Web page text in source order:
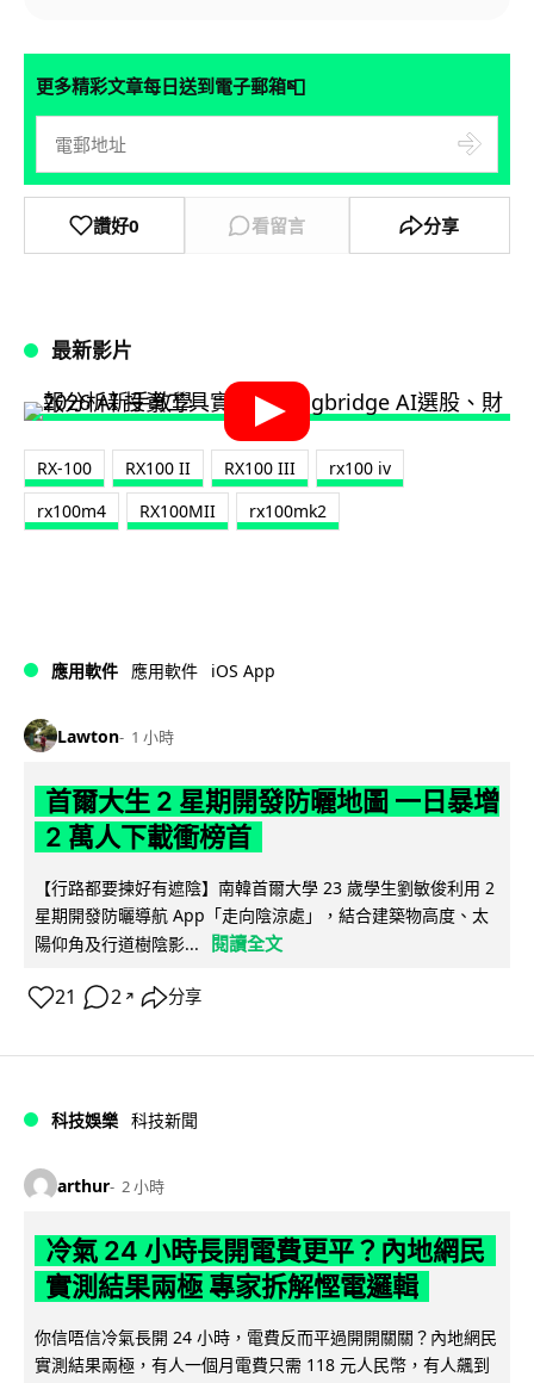
更多精彩文章每日送到電子郵箱📮
讚好0 看留言 分享
最新影片
RX-100 RX100 II RX100 III
rx100 iv
rx100m4
RX100MII rx100mk2
應用軟件 應用軟件 iOS App
Lawton 1 小時
首爾大生 2 星期開發防曬地圖 一日暴增
2 萬人下載衝榜首
【行路都要揀好有遮陰】南韓首爾大學 23 歲學生劉敏俊利用 2
星期開發防曬導航 App「走向陰涼處」，結合建築物高度、太
陽仰角及行道樹陰影...
閱讀全文
21 2 ↗ 分享
科技娛樂 科技新聞
arthur 2 小時
冷氣 24 小時長開電費更平？內地網民
實測結果兩極 專家拆解慳電邏輯
你信唔信冷氣長開 24 小時，電費反而平過開開關關？內地網民
實測結果兩極，有人一個月電費只需 118 元人民幣，有人飆到